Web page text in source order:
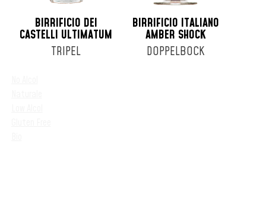
BIRRIFICIO DEI
CASTELLI ULTIMATUM
TRIPEL
BIRRIFICIO ITALIANO
AMBER SHOCK
DOPPELBOCK